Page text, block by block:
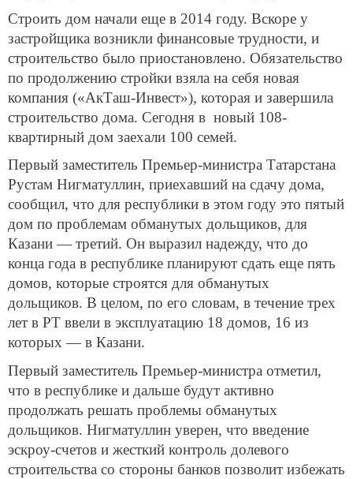
Строить дом начали еще в 2014 году. Вскоре у
застройщика возникли финансовые трудности, и
строительство было приостановлено. Обязательство
по продолжению стройки взяла на себя новая
компания («АкТаш-Инвест»), которая и завершила
строительство дома. Сегодня в новый 108-
квартирный дом заехали 100 семей.
Первый заместитель Премьер-министра Татарстана
Рустам Нигматуллин, приехавший на сдачу дома,
сообщил, что для республики в этом году это пятый
дом по проблемам обманутых дольщиков, для
Казани — третий. Он выразил надежду, что до
конца года в республике планируют сдать еще пять
домов, которые строятся для обманутых
дольщиков. В целом, по его словам, в течение трех
лет в РТ ввели в эксплуатацию 18 домов, 16 из
которых — в Казани.
Первый заместитель Премьер-министра отметил,
что в республике и дальше будут активно
продолжать решать проблемы обманутых
дольщиков. Нигматуллин уверен, что введение
эскроу-счетов и жесткий контроль долевого
строительства со стороны банков позволит избежать